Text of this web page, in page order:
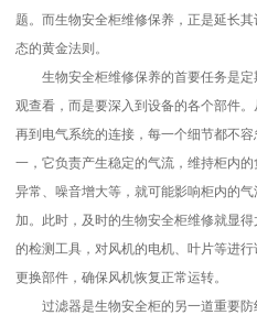
题。而生物安全柜维修保养，正是延长
态的黄金法则。
生物安全柜维修保养的首要任务是
观查看，而是要深入到设备的各个部件
再到电气系统的连接，每一个细节都不
一，它负责产生稳定的气流，维持柜内
异常、噪音增大等，就可能影响柜内的
加。此时，及时的生物安全柜维修就显
的检测工具，对风机的电机、叶片等进
更换部件，确保风机恢复正常运转。
过滤器是生物安全柜的另一道重要